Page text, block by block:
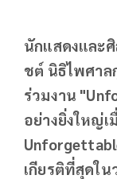
นักแสดงและ
ชต์ นิธิไพศาล
ร่วมงาน
อย่างยิ่งใหญ่
เกียรติที่สุดใน